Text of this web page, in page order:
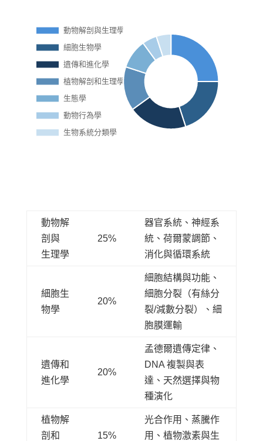
動物解
剖與
生理學
25%
器官系統、神經系
統、荷爾蒙調節、
消化與循環系統
細胞生
物學
20%
細胞結構與功能、
細胞分裂（有絲分
裂/減數分裂）、細
胞膜運輸
遺傳和
進化學
20%
孟德爾遺傳定律、
DNA 複製與表
達、天然選擇與物
種演化
植物解
剖和
15%
光合作用、蒸騰作
用、植物激素與生